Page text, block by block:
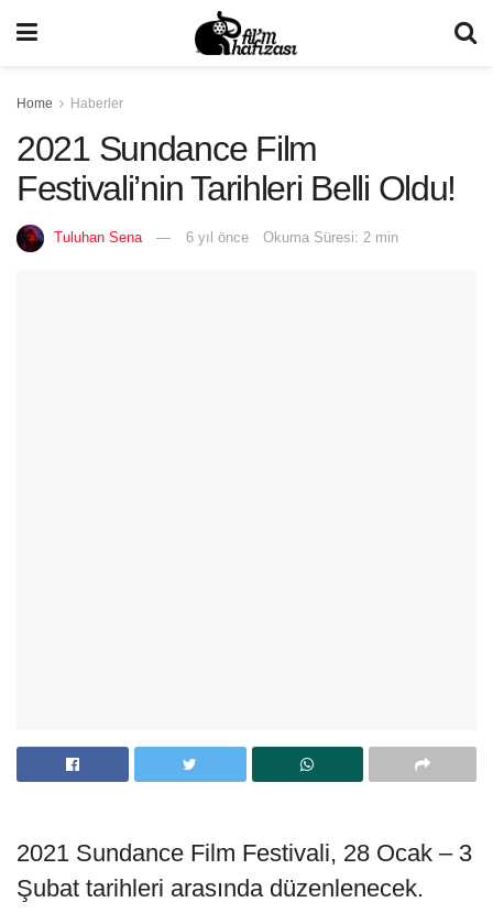
Home Haberler
2021 Sundance Film
Festivali’nin Tarihleri Belli Oldu!
Tuluhan Sena 6 yıl önce Okuma Süresi: 2 min
2021 Sundance Film Festivali, 28 Ocak – 3
Şubat tarihleri arasında düzenlenecek.